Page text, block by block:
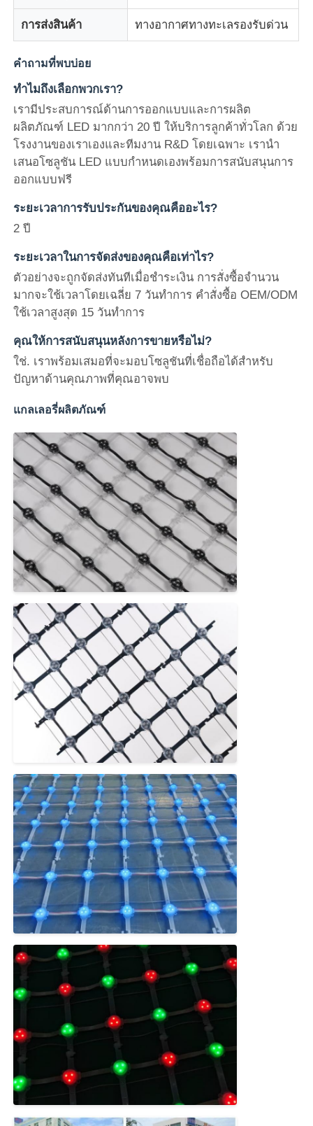
การส่งสินค้า ทางอากาศทางทะเลรองรับด่วน
คำถามที่พบบ่อย
ทำไมถึงเลือกพวกเรา?
เรามีประสบการณ์ด้านการออกแบบและการผลิต
ผลิตภัณฑ์ LED มากกว่า 20 ปี ให้บริการลูกค้าทั่วโลก ด้วย
โรงงานของเราเองและทีมงาน R&D โดยเฉพาะ เรานำ
เสนอโซลูชัน LED แบบกำหนดเองพร้อมการสนับสนุนการ
ออกแบบฟรี
ระยะเวลาการรับประกันของคุณคืออะไร?
2 ปี
ระยะเวลาในการจัดส่งของคุณคือเท่าไร?
ตัวอย่างจะถูกจัดส่งทันทีเมื่อชำระเงิน การสั่งซื้อจำนวน
มากจะใช้เวลาโดยเฉลี่ย 7 วันทำการ คำสั่งซื้อ OEM/ODM
ใช้เวลาสูงสุด 15 วันทำการ
คุณให้การสนับสนุนหลังการขายหรือไม่?
ใช่. เราพร้อมเสมอที่จะมอบโซลูชันที่เชื่อถือได้สำหรับ
ปัญหาด้านคุณภาพที่คุณอาจพบ
แกลเลอรี่ผลิตภัณฑ์